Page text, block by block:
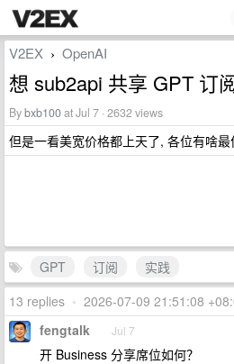
V2EX › OpenAI
想 sub2api 共享 GPT 订
Bybxb100at Jul 7 · 2632 views
但是一看美宽价格都上天了, 各位有啥
GPT 订阅
实践
13 replies • 2026-07-09 21:51:08
fengtalk Jul 7
开 Business 分享席位如何？